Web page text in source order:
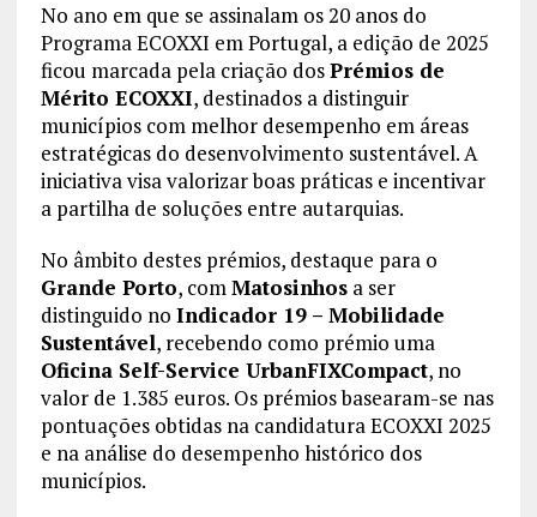
No ano em que se assinalam os 20 anos do
Programa ECOXXI em Portugal, a edição de 2025
ficou marcada pela criação dosPrémios de
Mérito ECOXXI, destinados a distinguir
municípios com melhor desempenho em áreas
estratégicas do desenvolvimento sustentável. A
iniciativa visa valorizar boas práticas e incentivar
a partilha de soluções entre autarquias.
No âmbito destes prémios, destaque para o
Grande Porto, comMatosinhosa ser
distinguido no Indicador 19 – Mobilidade
Sustentável, recebendo como prémio uma
Oficina Self-Service UrbanFIXCompact, no
valor de 1.385 euros. Os prémios basearam-se nas
pontuações obtidas na candidatura ECOXXI 2025
e na análise do desempenho histórico dos
municípios.